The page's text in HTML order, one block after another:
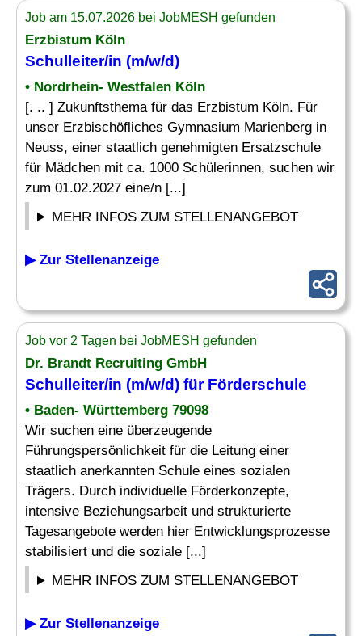
Job am 15.07.2026 bei JobMESH gefunden
Erzbistum Köln
Schulleiter/in (m/w/d)
• Nordrhein- Westfalen Köln
[. .. ] Zukunftsthema für das Erzbistum Köln. Für
unser Erzbischöfliches Gymnasium Marienberg in
Neuss, einer staatlich genehmigten Ersatzschule
für Mädchen mit ca. 1000 Schülerinnen, suchen wir
zum 01.02.2027 eine/n [...]
MEHR INFOS ZUM STELLENANGEBOT
▶ Zur Stellenanzeige
Job vor 2 Tagen bei JobMESH gefunden
Dr. Brandt Recruiting GmbH
Schulleiter/in (m/w/d) für Förderschule
• Baden- Württemberg 79098
Wir suchen eine überzeugende
Führungspersönlichkeit für die Leitung einer
staatlich anerkannten Schule eines sozialen
Trägers. Durch individuelle Förderkonzepte,
intensive Beziehungsarbeit und strukturierte
Tagesangebote werden hier Entwicklungsprozesse
stabilisiert und die soziale [...]
MEHR INFOS ZUM STELLENANGEBOT
▶ Zur Stellenanzeige